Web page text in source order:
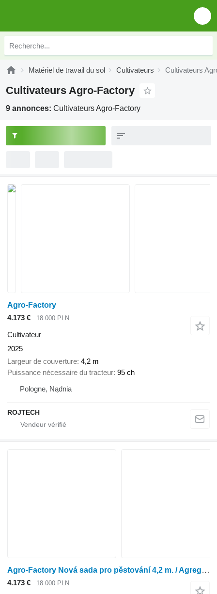
Matériel de travail du sol Cultivateurs Cultivateurs
Cultivateurs Agro-Factory
9 annonces: Cultivateurs Agro-Factory
Agro-Factory
4.173 €
18.000 PLN
Cultivateur
2025
Largeur de couverture 4,2 m
Puissance nécessaire du tracteur 95 ch
Pologne, Nądnia
ROJTECH
Agro-Factory Nová sada pro pěstování 4,2 m. / Agregat uprawowy
4.173 € 18.000 PLN